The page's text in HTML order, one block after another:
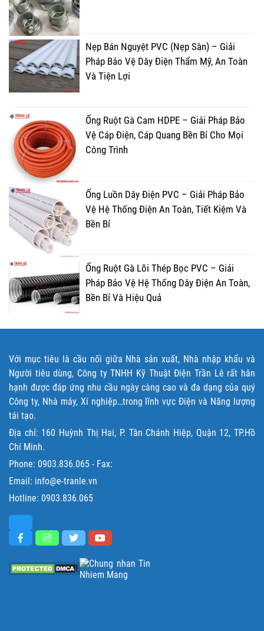
Nẹp Bán Nguyệt PVC (Nẹp Sàn) – Giải
Pháp Bảo Vệ Dây Điện Thẩm Mỹ, An Toàn
Và Tiện Lợi
Ống Ruột Gà Cam HDPE – Giải Pháp Bảo
Vệ Cáp Điện, Cáp Quang Bền Bỉ Cho Mọi
Công Trình
Ống Luồn Dây Điện PVC – Giải Pháp Bảo
Vệ Hệ Thống Điện An Toàn, Tiết Kiệm Và
Bền Bỉ
Ống Ruột Gà Lõi Thép Bọc PVC – Giải
Pháp Bảo Vệ Hệ Thống Dây Điện An Toàn,
Bền Bỉ Và Hiệu Quả
Với mục tiêu là cầu nối giữa Nhà sản xuất, Nhà nhập khẩu và
Người tiêu dùng, Công ty TNHH Kỹ Thuật Điện Trần Lê rất hân
hạnh được đáp ứng nhu cầu ngày càng cao và đa dạng của quý
Công ty, Nhà máy, Xí nghiệp…trong lĩnh vực Điện và Năng lượng
tái tạo.
Địa chỉ: 160 Huỳnh Thị Hai, P. Tân Chánh Hiệp, Quận 12, TP.Hồ
Chí Minh.
Phone: 0903.836.065 - Fax:
Email: info@e-tranle.vn
Hotline: 0903.836.065